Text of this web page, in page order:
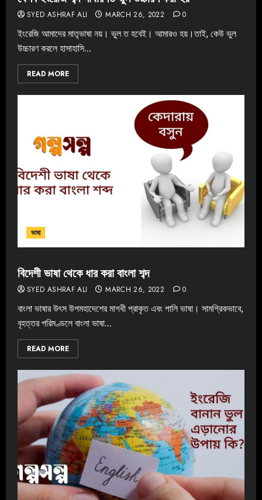
SYED ASHRAF ALI MARCH 26, 2022 0
ইংরেজি আমাদের মাতৃভাষা নয়। ভুল ত হবেই। আমারও হয়।তাই, কেউ ভুল
উচ্চারণ করলে হাসাহাসি...
READ MORE
ভাষা
বিদেশী ভাষা থেকে ধার করা বাংলা শব্দ
SYED ASHRAF ALI MARCH 26, 2022 0
বাংলা ভাষার উৎস উপমহাদেশের মাগধী প্রাকৃত এবং পালি ভাষা। সামগ্রিকভাবে,
বৃহত্তর পরিমণ্ডলে বাংলা ভাষা...
READ MORE